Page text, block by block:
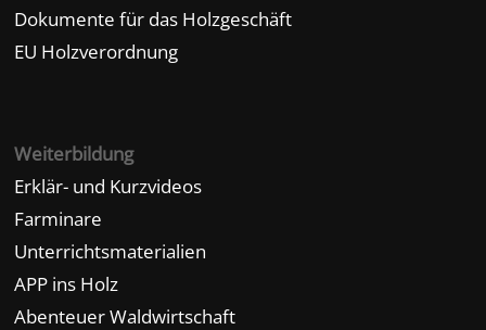
Dokumente für das Holzgeschäft
EU Holzverordnung
Weiterbildung
Erklär- und Kurzvideos
Farminare
Unterrichtsmaterialien
APP ins Holz
Abenteuer Waldwirtschaft